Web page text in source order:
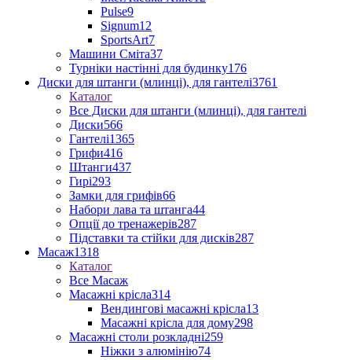
Pulse9
Signum12
SportsArt7
Машини Сміта37
Турніки настінні для будинку176
Диски для штанги (млинці), для гантелі3761
Каталог
Все Диски для штанги (млинці), для гантелі
Диски566
Гантелі1365
Грифи416
Штанги437
Гирі293
Замки для грифів66
Набори лава та штанга44
Опції до тренажерів287
Підставки та стійки для дисків287
Масаж1318
Каталог
Все Масаж
Масажні крісла314
Вендингові масажні крісла13
Масажні крісла для дому298
Масажні столи розкладні259
Ніжки з алюмінію74